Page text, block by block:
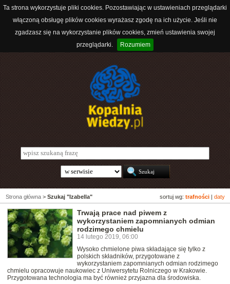
Ta strona wykorzystuje pliki cookies. Pozostawiając w ustawieniach przeglądarki
włączoną obsługę plików cookies wyrażasz zgodę na ich użycie. Jeśli nie
zgadzasz się na wykorzystanie plików cookies, zmień ustawienia swojej
przeglądarki.
Rozumiem
sortuj wg: trafności daty
Strona główna > Szukaj "Izabella"
Trwają prace nad piwem z
wykorzystaniem zapomnianych odmian
rodzimego chmielu
14 lutego 2019, 06:00
Wysoko chmielone piwa składające się tylko z
polskich składników, przygotowane z
wykorzystaniem zapomnianych odmian rodzimego
chmielu opracowuje naukowiec z Uniwersytetu Rolniczego w Krakowie.
Przygotowana technologia ma być również przyjazna dla środowiska.